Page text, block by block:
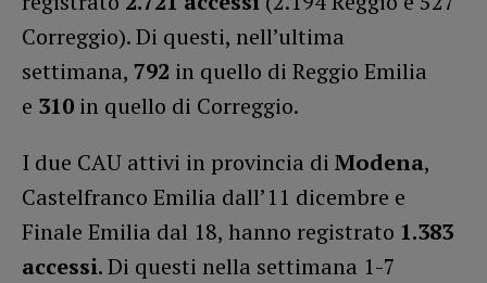
Correggio). Di questi, nell’ultima
settimana, 792 in quello di Reggio Emilia
e 310 in quello di Correggio.
I due CAU attivi in provincia di Modena,
Castelfranco Emilia dall’11 dicembre e
Finale Emilia dal 18, hanno registrato 1.383
accessi. Di questi nella settimana 1-7